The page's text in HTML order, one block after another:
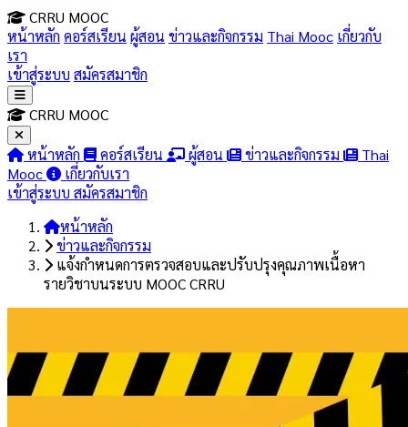
CRRU MOOC
หน้าหลัก คอร์สเรียน ผู้สอน ข่าวและกิจกรรม Thai Mooc เกี่ยวกับ
เรา
เข้าสู่ระบบ สมัครสมาชิก
CRRU MOOC
หน้าหลัก คอร์สเรียน ผู้สอน ข่าวและกิจกรรม
Thai
Mooc
เกี่ยวกับเรา
เข้าสู่ระบบ สมัครสมาชิก
หน้าหลัก
ข่าวและกิจกรรม
แจ้งกำหนดการตรวจสอบและปรับปรุงคุณภาพเนื้อหา
รายวิชาบนระบบ MOOC CRRU